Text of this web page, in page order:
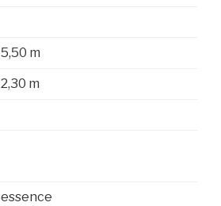
5,50 m
2,30 m
essence